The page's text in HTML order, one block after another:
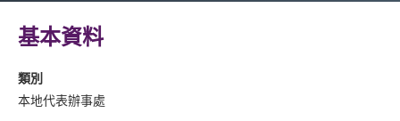
基本資料
類別
本地代表辦事處